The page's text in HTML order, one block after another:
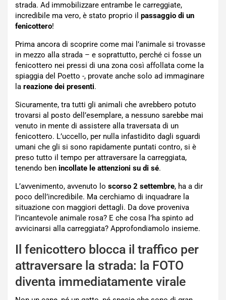
strada. Ad immobilizzare entrambe le carreggiate,
incredibile ma vero, è stato proprio il passaggio di un
fenicottero!
Prima ancora di scoprire come mai l’animale si trovasse
in mezzo alla strada – e soprattutto, perché ci fosse un
fenicottero nei pressi di una zona così affollata come la
spiaggia del Poetto -, provate anche solo ad immaginare
la reazione dei presenti.
Sicuramente, tra tutti gli animali che avrebbero potuto
trovarsi al posto dell’esemplare, a nessuno sarebbe mai
venuto in mente di assistere alla traversata di un
fenicottero. L’uccello, per nulla infastidito dagli sguardi
umani che gli si sono rapidamente puntati contro, si è
preso tutto il tempo per attraversare la carreggiata,
tenendo ben incollate le attenzioni su di sé.
L’avvenimento, avvenuto lo scorso 2 settembre, ha a dir
poco dell’incredibile. Ma cerchiamo di inquadrare la
situazione con maggiori dettagli. Da dove proveniva
l’incantevole animale rosa? E che cosa l’ha spinto ad
avvicinarsi alla carreggiata? Approfondiamolo insieme.
Il fenicottero blocca il traffico per
attraversare la strada: la FOTO
diventa immediatamente virale